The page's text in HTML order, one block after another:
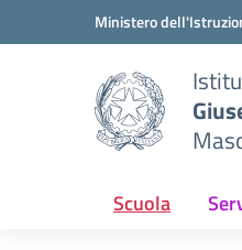
Vai ai contenuti
Vai al menu di navigazione
Ministero
Scuola